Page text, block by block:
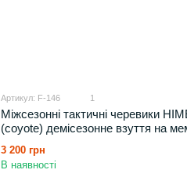
Артикул: F-146 1
Міжсезонні тактичні черевики
(coyote) демісезонне взуття на
3 200 грн
В наявності